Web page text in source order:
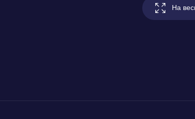
На